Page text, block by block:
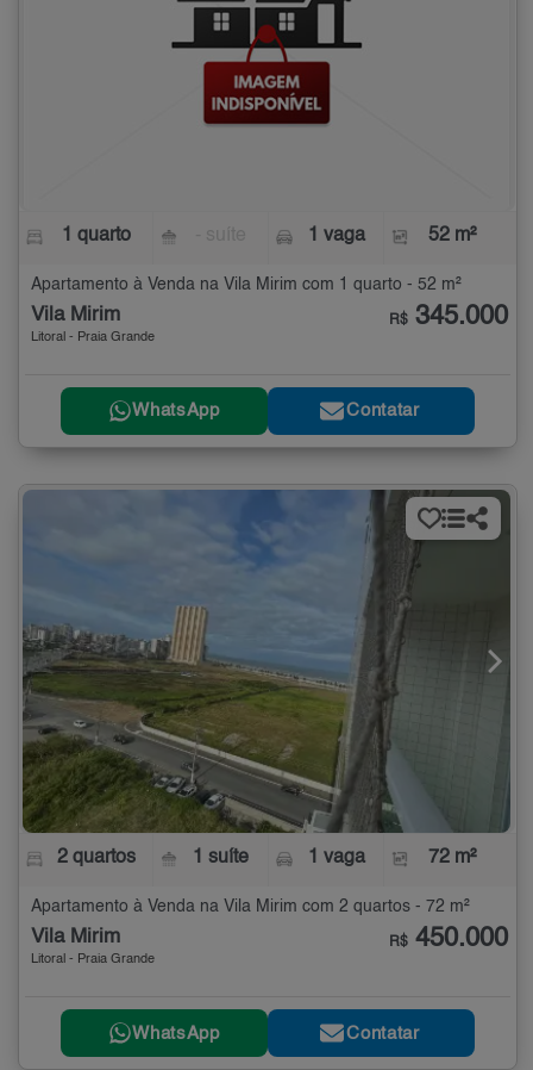
1 quarto 1 vaga 52 m²
Apartamento à Venda na Vila Mirim com 1 quarto - 52 m²
Vila Mirim
Litoral - Praia Grande
R$ 345.000
WhatsApp Contatar
2 quartos 1 suíte 1 vaga 72 m²
Apartamento à Venda na Vila Mirim com 2 quartos - 72 m²
Vila Mirim
Litoral - Praia Grande
R$ 450.000
WhatsApp Contatar